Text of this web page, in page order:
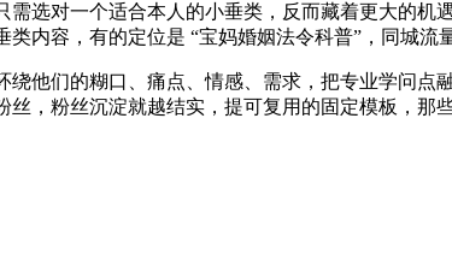
对一个适合本人的小垂类，反而藏着更大的机
内容，有的定位是 “宝妈婚姻法令科普”，同城流
们的糊口、痛点、情感、需求，把专业学问点
，粉丝沉淀就越结实，提可复用的固定模板，